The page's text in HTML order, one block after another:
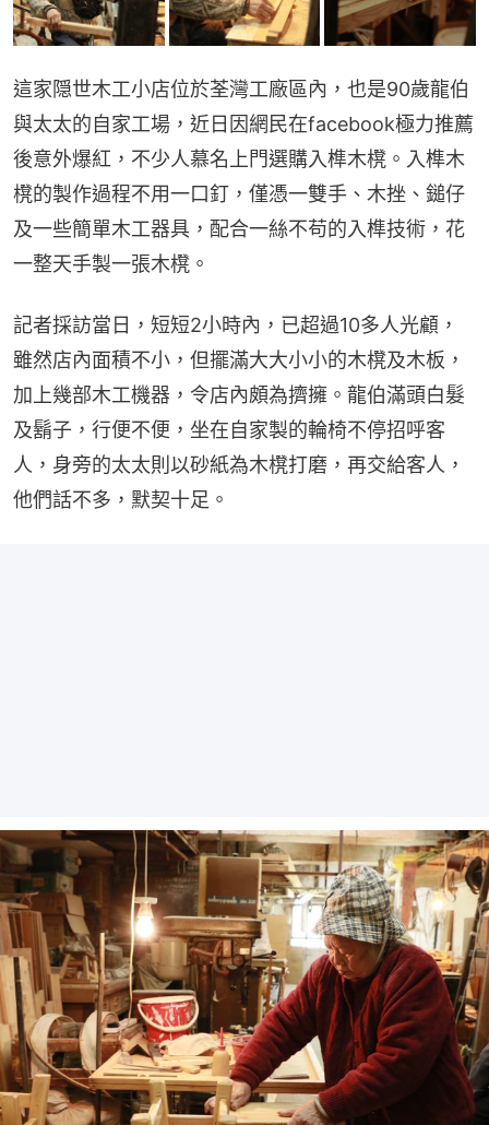
這家隠世木工小店位於荃灣工廠區內，也是90歲龍伯
與太太的自家工場，近日因網民在facebook極力推薦
後意外爆紅，不少人慕名上門選購入榫木櫈。入榫木
櫈的製作過程不用一口釘，僅憑一雙手、木挫、鎚仔
及一些簡單木工器具，配合一絲不苟的入榫技術，花
一整天手製一張木櫈。
記者採訪當日，短短2小時內，已超過10多人光顧，
雖然店內面積不小，但擺滿大大小小的木櫈及木板，
加上幾部木工機器，令店內頗為擠擁。龍伯滿頭白髮
及鬍子，行便不便，坐在自家製的輪椅不停招呼客
人，身旁的太太則以砂紙為木櫈打磨，再交給客人，
他們話不多，默契十足。